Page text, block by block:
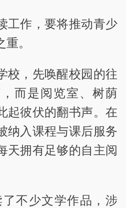
工作，要将推动青少
。
校，先唤醒校园的往
而是阅览室、树荫
起彼伏的翻书声。在
纳入课程与课后服务
天拥有足够的自主阅
了不少文学作品，涉